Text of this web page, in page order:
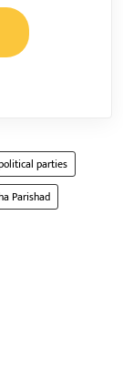
parties
Parishad